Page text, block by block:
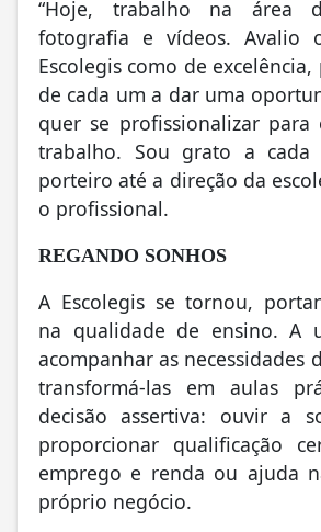
“Hoje, trabalho na área
fotografia e vídeos. Avalio
Escolegis como de
de cada um a dar uma
quer se profissionalizar para
trabalho. Sou grato a cada
porteiro até a direção da
o profissional.
REGANDO SONHOS
A Escolegis se tornou,
na qualidade de ensino. A
acompanhar as necessidades
transformá-las em aulas
decisão assertiva: ouvir a
proporcionar qualificação
emprego e renda ou ajuda
próprio negócio.